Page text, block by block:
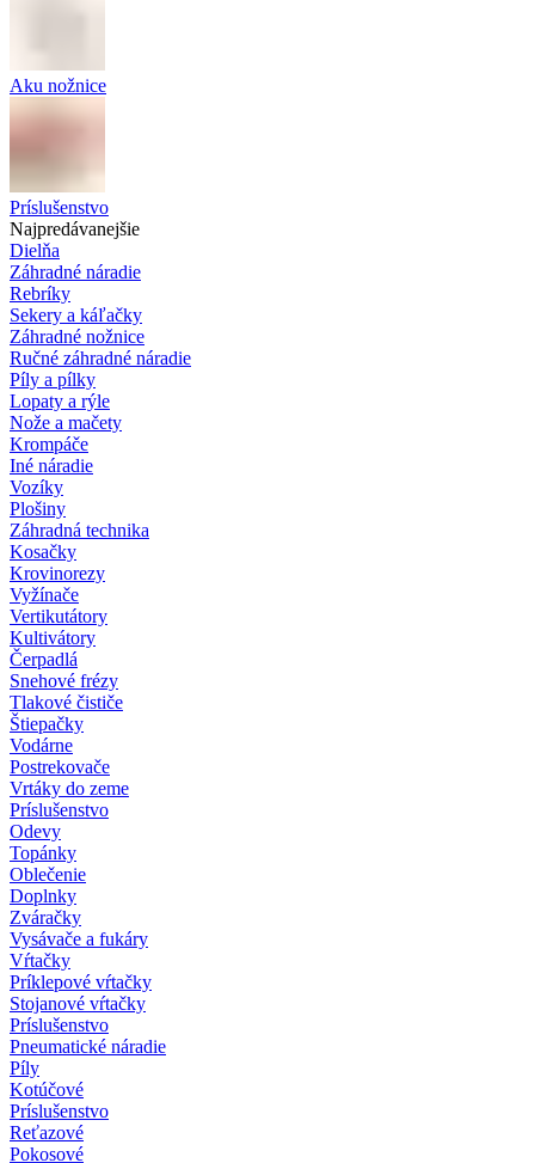
Aku nožnice
Príslušenstvo
Najpredávanejšie
Dielňa
Záhradné náradie
Rebríky
Sekery a káľačky
Záhradné nožnice
Ručné záhradné náradie
Píly a pílky
Lopaty a rýle
Nože a mačety
Krompáče
Iné náradie
Vozíky
Plošiny
Záhradná technika
Kosačky
Krovinorezy
Vyžínače
Vertikutátory
Kultivátory
Čerpadlá
Snehové frézy
Tlakové čističe
Štiepačky
Vodárne
Postrekovače
Vrtáky do zeme
Príslušenstvo
Odevy
Topánky
Oblečenie
Doplnky
Zváračky
Vysávače a fukáry
Vŕtačky
Príklepové vŕtačky
Stojanové vŕtačky
Príslušenstvo
Pneumatické náradie
Píly
Kotúčové
Príslušenstvo
Reťazové
Pokosové